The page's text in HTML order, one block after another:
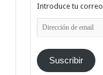
Introduce tu
Dirección
de
Suscribir